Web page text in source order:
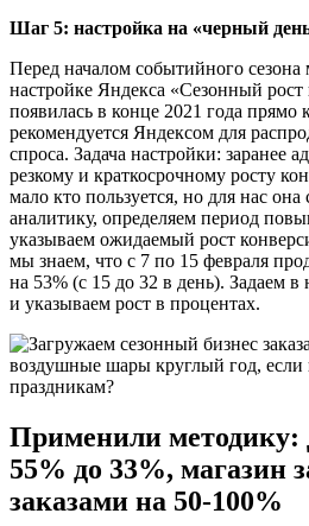
Шаг 5: настройка на «черный
Перед началом событийного
настройке Яндекса «Сезонный
появилась в конце 2021 года прямо
рекомендуется Яндексом для
спроса. Задача настройки: заранее
резкому и краткосрочному росту
мало кто пользуется, но для нас
аналитику, определяем период
указываем ожидаемый рост
мы знаем, что с 7 по 15 февраля
на 53% (с 15 до 32 в день). Задаем в
и указываем рост в процентах.
Применили методику:
55% до 33%, магазин
заказами на 50-100%